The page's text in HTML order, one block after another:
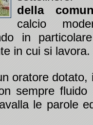
della
calcio
in
in cui si lavora.
oratore dotato,
sempre
le parole